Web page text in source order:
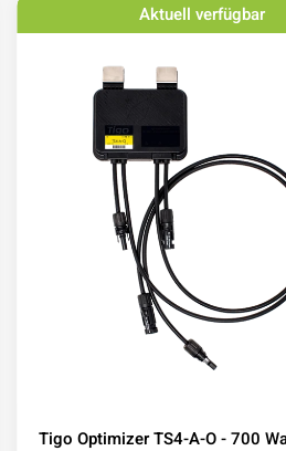
Aktuell verfügbar
Tigo Optimizer TS4-A-O - 700